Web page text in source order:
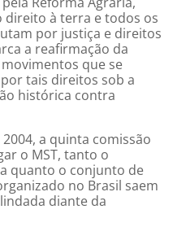
à terra e todos os
por justiça e direitos
a reafirmação da
que se
tais direitos sob a
histórica contra
a quinta comissão
o MST, tanto o
quanto o conjunto de
no Brasil saem
diante da